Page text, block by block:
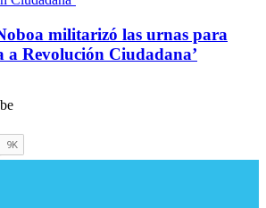
militarizó las urnas para
Revolución Ciudadana’